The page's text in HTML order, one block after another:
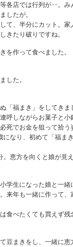
各店では行列が‥。み
したが。
て、半分にカット。家
きたり破りですね。
を作って食べました。
した。
「福まき」をしてきま
呼しながらお菓子と小
死でお金を狙って拾う
なり、初めて「福ま
恵方を向くと娘が見
学生になった娘と一緒
来年も一緒に作って、
食べたくても買えず残
豆まきをし、一緒に恵